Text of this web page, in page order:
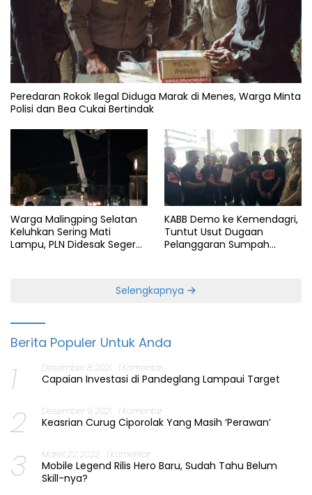
Peredaran Rokok Ilegal Diduga Marak di Menes, Warga Minta
Polisi dan Bea Cukai Bertindak
Warga Malingping Selatan
Keluhkan Sering Mati
Lampu, PLN Didesak Segera
KABB Demo ke Kemendagri,
Tuntut Usut Dugaan
Pelanggaran Sumpah
Selengkapnya
Berita Populer Untuk Anda
1 Desember 8, 2021 1 Komentar
Capaian Investasi di Pandeglang Lampaui Target
2 Desember 9, 2021 1 Komentar
Keasrian Curug Ciporolak Yang Masih ‘Perawan’
3 Maret 22, 2022 1 Komentar
Mobile Legend Rilis Hero Baru, Sudah Tahu Belum
Skill-nya?